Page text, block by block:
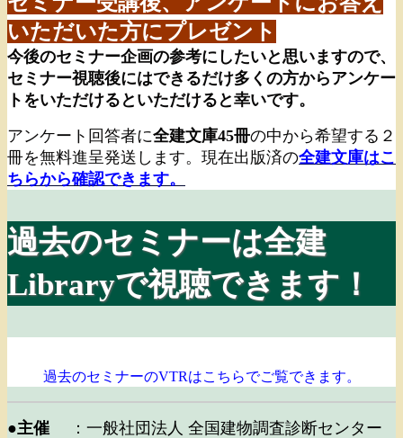
いただいた方にプレゼント
今後のセミナー企画の参考にしたいと思いますので、
セミナー視聴後にはできるだけ多くの方からアンケー
トをいただけるといただけると幸いです。
アンケート回答者に全建文庫45冊の中から希望する２
冊を無料進呈発送します。現在出版済の全建文庫はこ
ちらから確認できます。
過去のセミナーは全建
Libraryで視聴できます！
過去のセミナーのVTRはこちらでご覧できます。
●主催 ：一般社団法人 全国建物調査診断センター